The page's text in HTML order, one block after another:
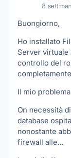
8
Buongiorno,
Ho installato
Server virtuale
controllo del
Il mio
On necessità
database
nonostante
firewall alle…